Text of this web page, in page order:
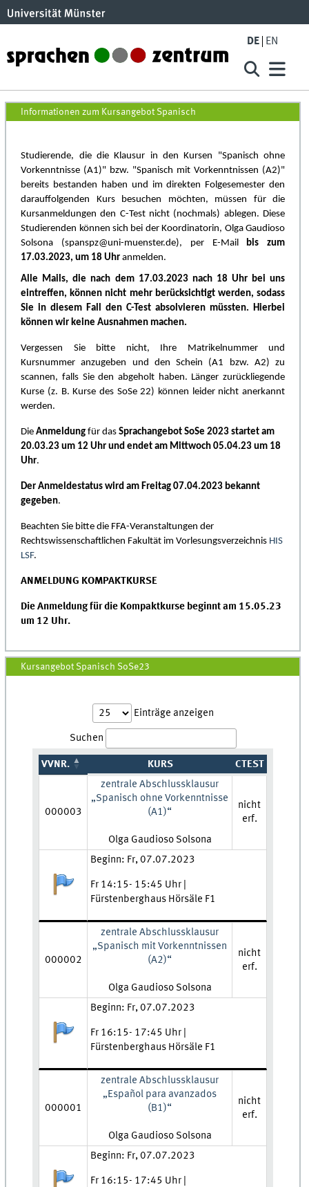
DE EN
Spanisch SoSe23
Informationen zum Kursangebot Spanisch
Studierende, die die Klausur in den Kursen "Spanisch ohne
Vorkenntnisse (A1)" bzw. "Spanisch mit Vorkenntnissen (A2)"
bereits bestanden haben und im direkten Folgesemester den
darauffolgenden Kurs besuchen möchten, müssen für die
Kursanmeldungen den C-Test nicht (nochmals) ablegen. Diese
Studierenden können sich bei der Koordinatorin, Olga Gaudioso
Solsona (spanspz@uni-muenster.de), per E-Mail
bis zum
17.03.2023, um 18 Uhranmelden.
Alle Mails, die nach dem 17.03.2023 nach 18 Uhr bei uns
eintreffen, können nicht mehr berücksichtigt werden, sodass
Sie in diesem Fall den C-Test absolvieren müssten. Hierbei
können wir keine Ausnahmen machen.
Vergessen Sie bitte nicht, Ihre Matrikelnummer und
Kursnummer anzugeben und den Schein (A1 bzw. A2) zu
scannen, falls Sie den abgeholt haben. Länger zurückliegende
Kurse (z. B. Kurse des SoSe 22) können leider nicht anerkannt
werden.
DieAnmeldungfür dasSprachangebot SoSe 2023 startet am
20.03.23 um 12 Uhr und endet am Mittwoch 05.04.23 um 18
Uhr.
Der Anmeldestatus wird am Freitag 07.04.2023 bekannt
gegeben.
Beachten Sie bitte die FFA-Veranstaltungen der
Rechtswissenschaftlichen Fakultät im Vorlesungsverzeichnis HIS
LSF.
ANMELDUNG KOMPAKTKURSE
Die Anmeldung für die Kompaktkurse beginnt am 15.05.23
um 12 Uhr.
Kursangebot Spanisch SoSe23
Einträge anzeigen
Suchen
VVNR. KURS CTEST
000003
zentrale Abschlussklausur
„Spanisch ohne Vorkenntnisse
(A1)“
Lehrkraft:
Olga Gaudioso Solsona
nicht
erf.
Anmeldestatus:
Zeit und Ort:
Beginn: Fr, 07.07.2023
Fr 14:15- 15:45 Uhr |
Fürstenberghaus Hörsäle F1
000002
zentrale Abschlussklausur
„Spanisch mit Vorkenntnissen
(A2)“
Lehrkraft:
Olga Gaudioso Solsona
nicht
erf.
Anmeldestatus:
Zeit und Ort:
Beginn: Fr, 07.07.2023
Fr 16:15- 17:45 Uhr |
Fürstenberghaus Hörsäle F1
000001
zentrale Abschlussklausur
„Español para avanzados
(B1)“
Lehrkraft:
Olga Gaudioso Solsona
nicht
erf.
Anmeldestatus:
Zeit und Ort:
Beginn: Fr, 07.07.2023
Fr 16:15- 17:45 Uhr |